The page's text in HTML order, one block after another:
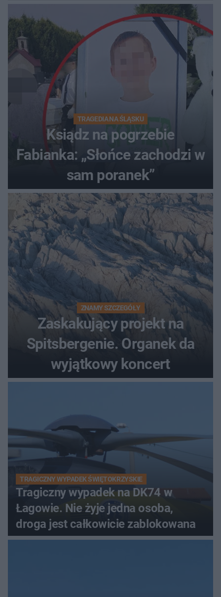
TRAGEDIA NA ŚLĄSKU
Ksiądz na pogrzebie
Fabianka: „Słońce zachodzi w
sam poranek”
ZNAMY SZCZEGÓŁY
Zaskakujący projekt na
Spitsbergenie. Organek da
wyjątkowy koncert
TRAGICZNY WYPADEK ŚWIĘTOKRZYSKIE
Tragiczny wypadek na DK74 w
Łagowie. Nie żyje jedna osoba,
droga jest całkowicie zablokowana